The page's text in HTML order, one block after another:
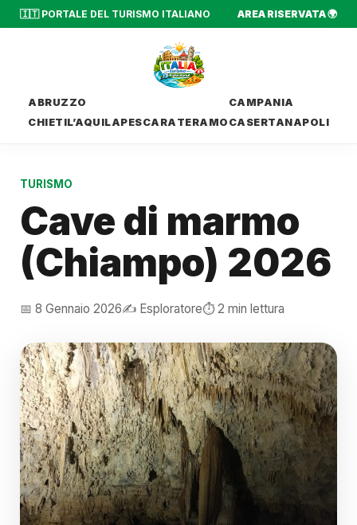
🇮🇹 PORTALE DEL TURISMO ITALIANO AREA RISERVATA 🌍
ABRUZZO
CHIETIL’AQUILAPESCARA TERAMO
CAMPANIA
CASERTANAPOLI
TURISMO
Cave di marmo
(Chiampo) 2026
📅 8 Gennaio 2026✍️ Esploratore⏱️ 2 min lettura